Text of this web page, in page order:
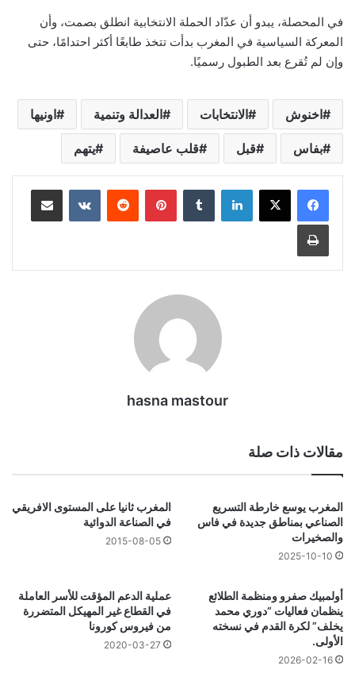
في المحصلة، يبدو أن عدّاد الحملة الانتخابية انطلق بصمت، وأن
المعركة السياسية في المغرب بدأت تتخذ طابعًا أكثر احتدامًا، حتى
وإن لم تُقرع بعد الطبول رسميًا.
اخنوش الانتخابات العدالة وتنمية اونيها
بفاس قبل قلب عاصيفة يتهم
لينكدإن بينتيريست مشاركة عبر البريد
طباعة
hasna mastour
مقالات ذات صلة
المغرب يوسع خارطة التسريع
الصناعي بمناطق جديدة في فاس
والصخيرات
2025-10-10
المغرب ثانيا على المستوى الافريقي
في الصناعة الدوائية
2015-08-05
أولمبيك صفرو ومنظمة الطلائع
ينظمان فعاليات “دوري محمد
يخلف” لكرة القدم في نسخته
الأولى.
2026-02-16
عملية الدعم المؤقت للأسر العاملة
في القطاع غير المهيكل المتضررة
من فيروس كورونا
2020-03-27